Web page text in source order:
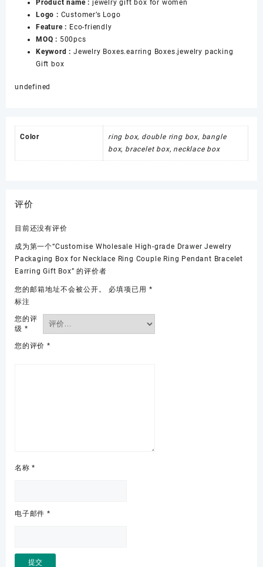
Product name : jewelry gift box for women
Logo : Customer’s Logo
Feature : Eco-friendly
MOQ : 500pcs
Keyword : Jewelry Boxes.earring Boxes.jewelry packing
Gift box
undefined
Color
ring box, double ring box, bangle
box, bracelet box, necklace box
评价
目前还没有评价
成为第一个“Customise Wholesale High-grade Drawer Jewelry
Packaging Box for Necklace Ring Couple Ring Pendant Bracelet
Earring Gift Box” 的评价者
您的邮箱地址不会被公开。 必填项已用 *
标注
您的评
级 *
您的评价 *
名称*
电子邮件 *